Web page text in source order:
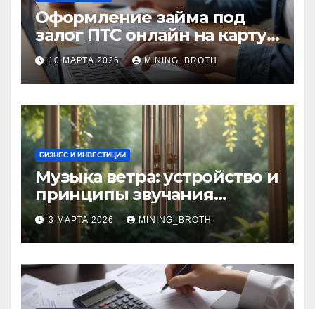
Оформление займа под
залог ПТС онлайн на карту
без визита в офис: порядок,
требования и документы
10 МАРТА 2026 MINING_BROTH
БИЗНЕС И ИНВЕСТИЦИИ
Музыка ветра: устройство и
принципы звучания
колокольчиков
3 МАРТА 2026 MINING_BROTH